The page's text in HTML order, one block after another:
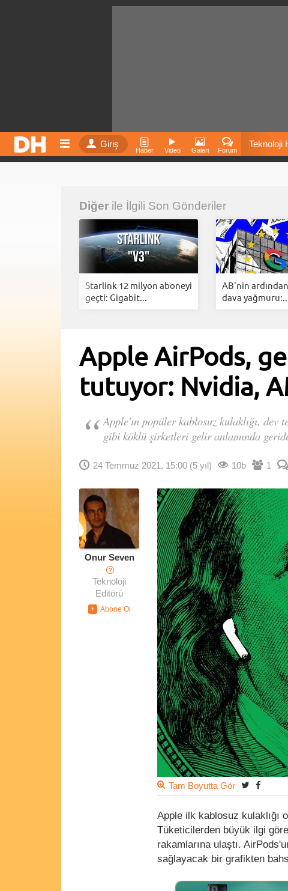
Giriş
Haber Video Galeri Forum
Teknoloji
İnstagram
Diğer ile İlgili Son Gönderiler
Starlink 12 milyon aboneyi
geçti: Gigabit...
AB'nin
dava
Apple AirPods,
tutuyor: Nvidia,
Apple'ın popüler kablosuz kulaklığı,
gibi köklü şirketleri gelir anlamında
24 Temmuz 2021, 15:00 (5 yıl) 10b 1
Onur Seven
?
Teknoloji
Editörü
Tam Boyutta Gör
Apple ilk kablosuz kulaklığı
Tüketicilerden büyük ilgi
rakamlarına ulaştı.
sağlayacak bir grafikten